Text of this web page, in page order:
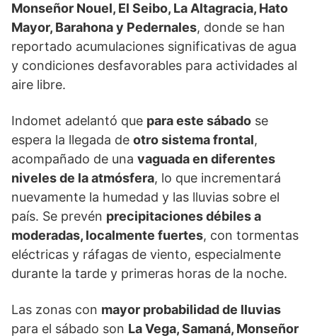
Monseñor Nouel, El Seibo, La Altagracia, Hato
Mayor, Barahona y Pedernales, donde se han
reportado acumulaciones significativas de agua
y condiciones desfavorables para actividades al
aire libre.
Indomet adelantó que para este sábado se
espera la llegada de otro sistema frontal,
acompañado de una vaguada en diferentes
niveles de la atmósfera, lo que incrementará
nuevamente la humedad y las lluvias sobre el
país. Se prevén precipitaciones débiles a
moderadas, localmente fuertes, con tormentas
eléctricas y ráfagas de viento, especialmente
durante la tarde y primeras horas de la noche.
Las zonas con mayor probabilidad de lluvias
para el sábado son La Vega, Samaná, Monseñor